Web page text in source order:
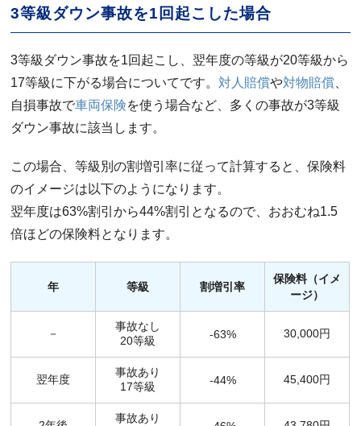
3等級ダウン事故を1回起こした場合
3等級ダウン事故を1回起こし、翌年度の等級が20等級から
17等級に下がる場合についてです。 対人賠償や対物賠償
自損事故で車両保険を使う場合など、多くの事故が3等級
ダウン事故に該当します。
この場合、等級別の割増引率に従って計算すると、保険料
のイメージは以下のようになります。
翌年度は63%割引から44%割引となるので、おおむね1.5
倍ほどの保険料となります。
年 等級 割増引率
保険料（イメ
ージ）
－
事故なし
20等級
-63% 30,000円
翌年度
事故あり
17等級
-44% 45,400円
事故あり